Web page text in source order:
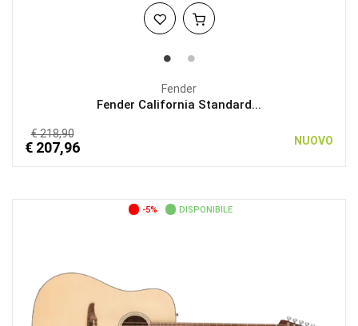
Fender
Fender California Standard...
€ 218,90
€ 207,96 NUOVO
-5% DISPONIBILE